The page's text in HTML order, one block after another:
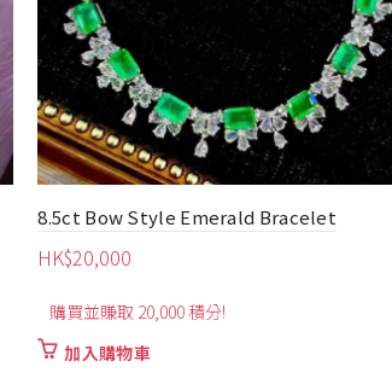
2.5ct Sugarloaf Emerald With Colored
Gemstone Ring
購買並賺取 7,560 積分!